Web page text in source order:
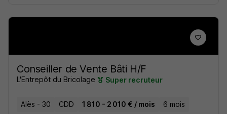
Conseiller de Vente Bâti H/F
L'Entrepôt du Bricolage Super recruteur
Alès - 30 CDD 1 810 - 2 010 € / mois 6 mois